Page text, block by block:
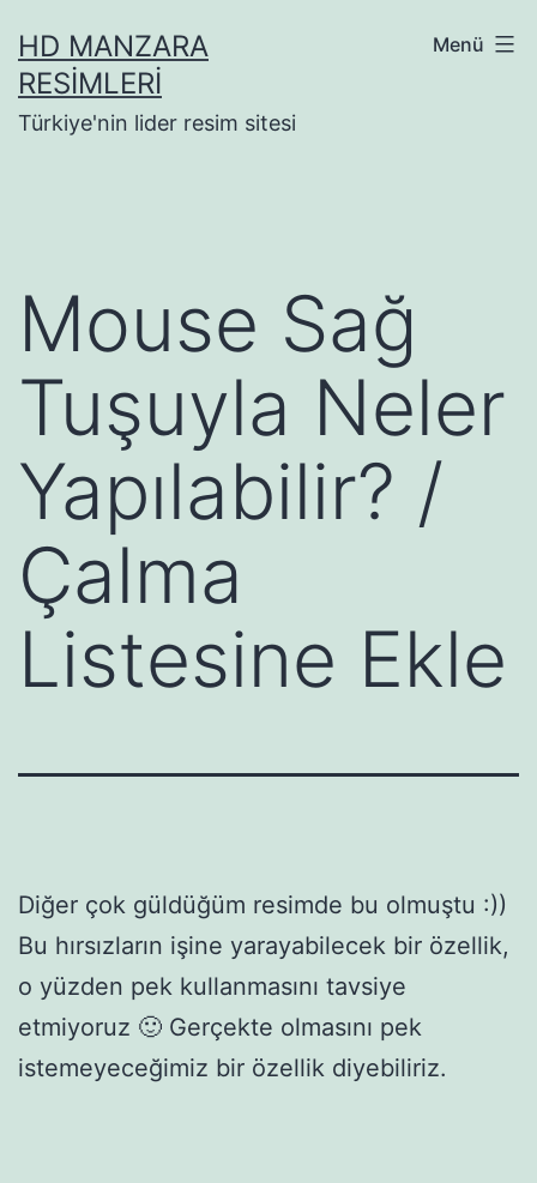
geçHD MANZARA
RESIMLERI
Türkiye'nin lider resim sitesi
Menü
Mouse Sağ
Tuşuyla Neler
Yapılabilir? /
Çalma
Listesine Ekle
Diğer çok güldüğüm resimde bu olmuştu :))
Bu hırsızların işine yarayabilecek bir özellik,
o yüzden pek kullanmasını tavsiye
etmiyoruz 🙂 Gerçekte olmasını pek
istemeyeceğimiz bir özellik diyebiliriz.